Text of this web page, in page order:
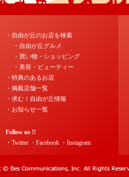
・自由が丘のお店を検索
・自由が丘グルメ
・買い物・ショッピング
・美容・ビューティー
・特典のあるお店
・掲載店舗一覧
・求む！自由が丘情報
・お知らせ一覧
Follow us !!
・Twitter
・Facebook ・Instagram